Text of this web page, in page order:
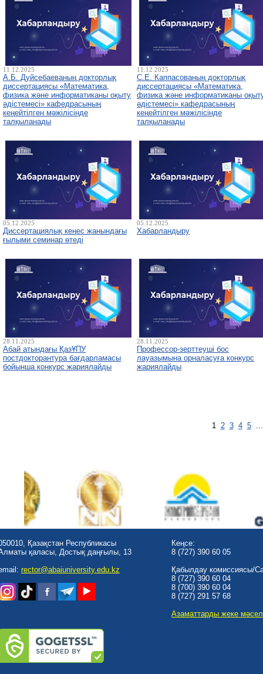
11.12.2025
А.Б. Дуйсебаеваның докторлық
диссертациясы «Математика,
физика және информатиканы оқыту
әдістемесі» кафедрасының
кеңейтілген мәжілісінде
талқыланады
11.12.2025
С.Е. Каппасованың докторлық
диссертациясы «Математика,
физика және информатиканы
әдістемесі» кафедрасының
кеңейтілген мәжілісінде
талқыланады
05.12.2025
Диссертациялық кеңес жанындағы
ғылыми семинар өтеді
05.12.2025
Хабарландыру
28.11.2025
Абай атындағы ҚазҰПУ
постдокторантура бағдарламасы
бойынша конкурс жариялайды
28.11.2025
Профессор-зерттеуші бос
лауазымына орналасуға конкурс
жариялайды
1 2 3 4 5
Қазақстан Республикасы
қаласы, Достық даңғылы, 13
rector@abaiuniversity.edu.kz
Кеңсе:
8 (727) 390 60 05
Қабылдау комиссиясы/
8 (727) 390 60 04
8 (700) 390 60 04
8 (727) 291 57 68
Азаматтарды жеке